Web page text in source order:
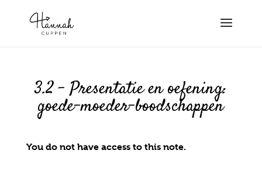
3.2 – Presentatie en oefening:
goede-moeder-boodschappen
You do not have access to this note.